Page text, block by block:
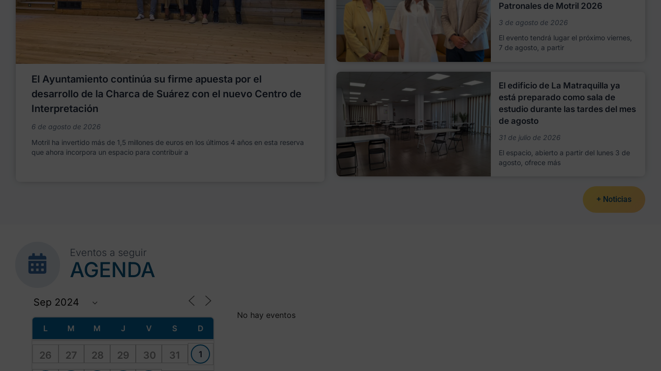
El Ayuntamiento continúa su firme apuesta por el
desarrollo de la Charca de Suárez con el nuevo Centro de
Interpretación
6 de agosto de 2026
Motril ha invertido más de 1,5 millones de euros en los últimos 4 años en esta reserva
que ahora incorpora un espacio para contribuir a
Patronales de Motril 2026
3 de agosto de 2026
El evento tendrá lugar el próximo viernes,
7 de agosto, a partir
El edificio de La Matraquilla ya
está preparado como sala de
estudio durante las tardes del mes
de agosto
31 de julio de 2026
El espacio, abierto a partir del lunes 3 de
agosto, ofrece más
+ Noticias
Eventos a seguir
AGENDA
L M M J V S D
26 27 28 29 30 31 1
No hay eventos